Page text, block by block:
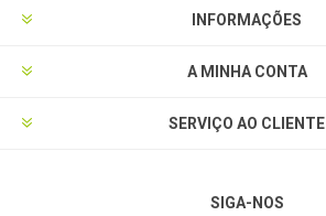
INFORMAÇÕES
A MINHA CONTA
SERVIÇO AO CLIENTE
SIGA-NOS